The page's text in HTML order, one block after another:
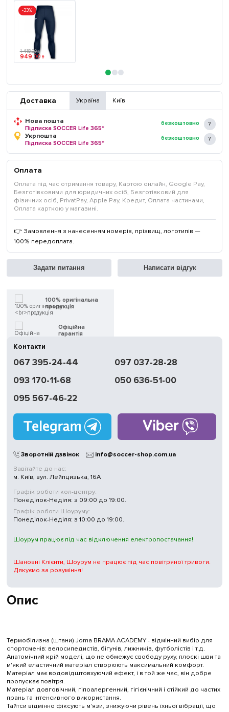
-33%
1 418.00 ₴
949.00 ₴
Доставка Україна Київ
Нова пошта
Підписка SOCCER Life 365*
безкоштовно
Укрпошта
Підписка SOCCER Life 365*
безкоштовно
Оплата
Оплата під час отримання товару, Картою онлайн, Google Pay,
Безготівковими для юридичних осіб, Безготівковий для
фізичних осіб, PrivatPay, Apple Pay, Кредит, Оплата частинами,
Оплата карткою у магазині.
👉 Замовлення з нанесенням номерів, прізвищ, логотипів —
100% передоплата.
Задати питання Написати відгук
100% оригінальна
продукція
Офіційна
гарантія
доставка
Обмін | Повернення
без вихідних
у Києві
Опис
Термобілизна (штани) Joma BRAMA ACADEMY - відмінний вибір для
спортсменів: велосипедистів, бігунів, лижників, футболістів і т.д.
Анатомічний крій моделі, що не обмежує свободу руху, плоскі шви та
м'який еластичний матеріал створюють максимальний комфорт.
Матеріал має водовідштовхуючий ефект, і в той же час, він добре
пропускає повітря.
Матеріал довговічний, гіпоалергенний, гігієнічний і стійкий до частих
прань та інтенсивного використання.
Тайтси відмінно фіксують м'язи, знижуючи рівень їхньої вібрації, що
Контакти
067 395-24-44
097 037-28-28
093 170-11-68
050 636-51-00
095 567-46-22
Зворотній дзвінок
info@soccer-shop.com.ua
Завітайте до нас:
м. Київ, вул. Лейпцизька, 16А
Графік роботи кол-центру:
Понеділок-Неділя: з 09:00 до 19:00.
Графік роботи Шоуруму:
Понеділок-Неділя: з 10:00 до 19:00.
Шоурум працює під час відключення електропостачання!
Шановні Клієнти, Шоурум не працює під час повітряної тривоги.
Дякуємо за розуміння!